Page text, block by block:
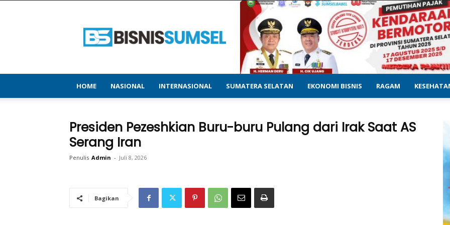
–
Menyajikan
&
Terupdate
HOME NASIONAL INTERNASIONAL SUMATERA SELATAN EKONOMI BISNIS RAGAM
Presiden Pezeshkian Buru-buru Pulang dari Irak Saat AS
Serang Iran
Penulis Admin - Juli 8, 2026
Bagikan